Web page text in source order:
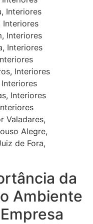
da
Ambiente